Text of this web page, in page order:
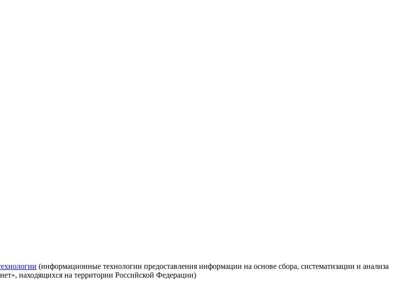
(информационные технологии предоставления информации на основе сбора, систематизации и анализа
находящихся на территории Российской Федерации)